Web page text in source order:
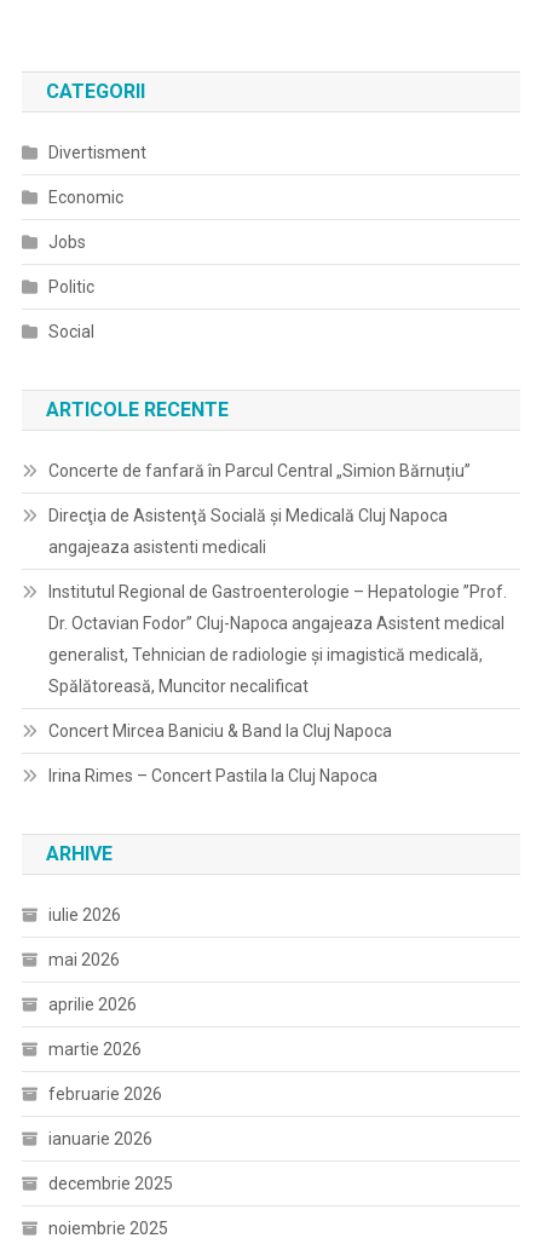
CATEGORII
Divertisment
Economic
Jobs
Politic
Social
ARTICOLE RECENTE
Concerte de fanfară în Parcul Central „Simion Bărnuțiu”
Direcţia de Asistenţă Socială şi Medicală Cluj Napoca
angajeaza asistenti medicali
Institutul Regional de Gastroenterologie – Hepatologie ”Prof.
Dr. Octavian Fodor” Cluj-Napoca angajeaza Asistent medical
generalist, Tehnician de radiologie și imagistică medicală,
Spălătoreasă, Muncitor necalificat
Concert Mircea Baniciu & Band la Cluj Napoca
Irina Rimes – Concert Pastila la Cluj Napoca
ARHIVE
iulie 2026
mai 2026
aprilie 2026
martie 2026
februarie 2026
ianuarie 2026
decembrie 2025
noiembrie 2025